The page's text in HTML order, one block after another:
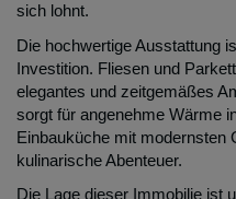
sich lohnt.
Die hochwertige Ausstattung
Investition. Fliesen und
elegantes und zeitgemäßes
sorgt für angenehme Wärme
Einbauküche mit modernsten
kulinarische Abenteuer.
Die Lage dieser Immobilie ist